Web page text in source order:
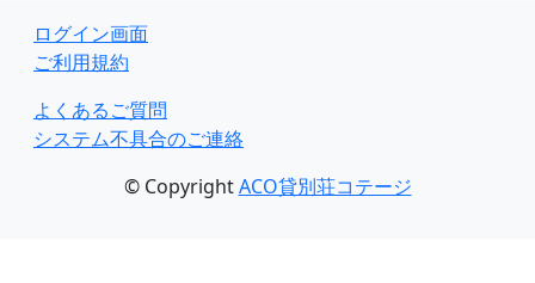
ログイン画面
ご利用規約
よくあるご質問
システム不具合のご連絡
© CopyrightACO貸別荘コテージ